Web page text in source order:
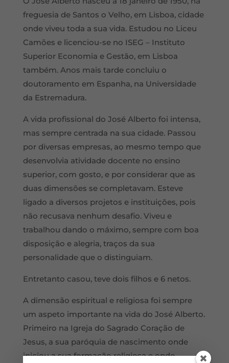
freguesia de Santos o Velho, em Lisboa, cidade
onde viveu toda a sua vida. Estudou no Liceu
Camões e licenciou-se no ISEG – Instituto
Superior Economia e Gestão, em Lisboa
também. Anos mais tarde concluiu o
doutoramento em Espanha, na Universidade
da Estremadura.
A vida profissional do José Alberto foi intensa,
mas sempre centrada na sua cidade. Passou
por diversas empresas, ao mesmo tempo que
desenvolvia atividade docente no ensino
superior, com gosto, e por considerar que as
duas dimensões se completavam. Esteve
ligado a diversos projetos e instituições, pois
não recusava nenhum desafio. Viveu e
trabalhou dando o máximo, sempre com boa
disposição e alegria, traços da sua
personalidade que o distinguiam.
Entretanto casou, teve dois filhos e 6 netos.
A dimensão espiritual e religiosa foi sempre
um aspeto importante na vida do José Alberto.
Primeiro na Igreja do Sagrado Coração de
Jesus, a sua paróquia de nascimento onde
iniciou a sua formação religiosa e onde